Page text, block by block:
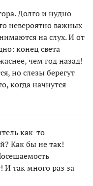
Долго и нудно
невероятно важных
на слух. И от
конец света
чем год назад!
но слезы берегут
когда начнутся
как-то
Как бы не так!
И так много раз за